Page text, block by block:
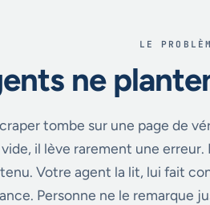
LE
ne
tombe sur une page de
il lève rarement une
Votre agent la lit, lui fait
Personne ne le remarque